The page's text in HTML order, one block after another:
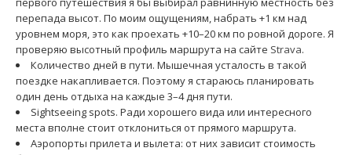
перепада высот. По моим ощущениям, набрать +1 км над
уровнем моря, это как проехать +10–20 км по ровной дороге. Я
проверяю высотный профиль маршрута на сайте Strava.
Количество дней в пути. Мышечная усталость в такой
поездке накапливается. Поэтому я стараюсь планировать
один день отдыха на каждые 3–4 дня пути.
Sightseeing spots. Ради хорошего вида или интересного
места вполне стоит отклониться от прямого маршрута.
Аэропорты прилета и вылета: от них зависит стоимость